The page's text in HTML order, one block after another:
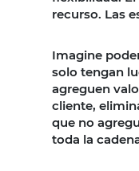
recurso. Las
Imagine
solo tengan
agreguen
cliente,
que no
toda la